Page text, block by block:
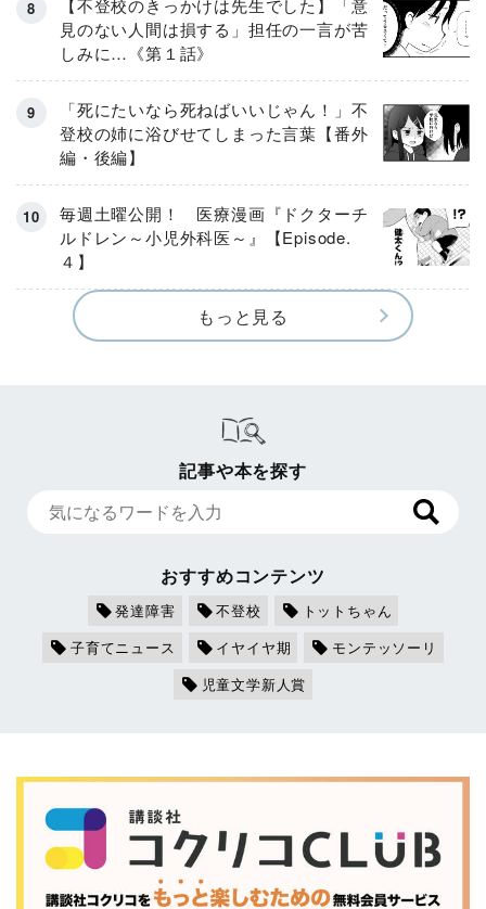
見のない人間は損する」担任の一言が苦
しみに…《第１話》
「死にたいなら死ねばいいじゃん！」不
登校の姉に浴びせてしまった言葉【番外
編・後編】
毎週土曜公開！ 医療漫画『ドクターチ
ルドレン～小児外科医～』【Episode.
４】
もっと見る
記事や本を探す
おすすめコンテンツ
発達障害 不登校
トットちゃん
子育てニュース
イヤイヤ期
モンテッソーリ
児童文学新人賞